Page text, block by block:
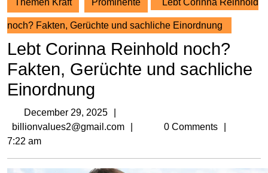
Themen Kraft Prominente Lebt Corinna Reinhold
noch? Fakten, Gerüchte und sachliche Einordnung
Lebt Corinna Reinhold noch?
Fakten, Gerüchte und sachliche
Einordnung
December 29, 2025
29,
billionvalues2@gmail.com billionvalues2@gmail.com
0 Comments
7:22 am